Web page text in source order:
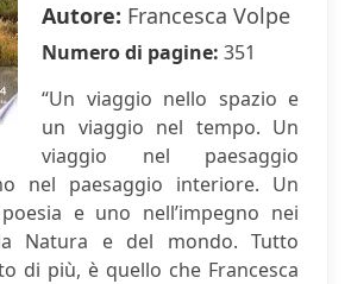
Autore: Francesca Volpe
Numero di pagine: 351
“Un viaggio nello spazio e
un viaggio nel tempo. Un
viaggio nel paesaggio
nel paesaggio interiore. Un
e uno nell’impegno nei
Natura e del mondo. Tutto
di più, è quello che Francesca